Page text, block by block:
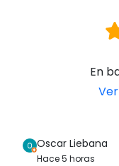
En
Oscar Liebana
Hace 5 horas